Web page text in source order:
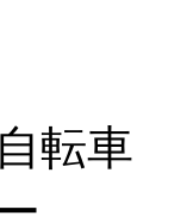
転車